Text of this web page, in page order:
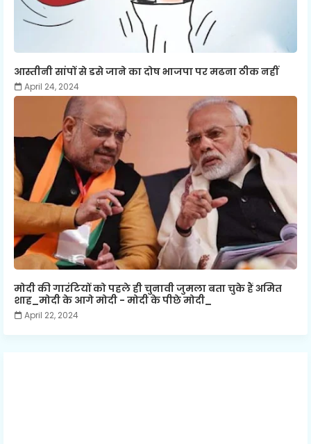
आस्तीनी सांपों से डसे जाने का दोष भाजपा पर मढना ठीक नहीं
April 24, 2024
मोदी की गारंटियों को पहले ही चुनावी जुमला बता चुके हैं अमित
शाह_मोदी के आगे मोदी - मोदी के पीछे मोदी_
April 22, 2024